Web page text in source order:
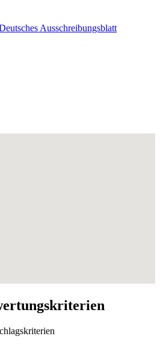
Ausschreibungsblatt